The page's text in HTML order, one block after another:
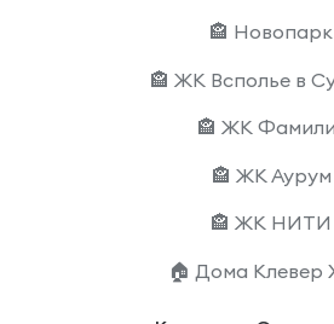
🏤 Новопарк
🏤 ЖК Всполье в
🏤 ЖК
🏤 ЖК Аурум
🏤 ЖК НИТИ
🏠 Дома Клевер